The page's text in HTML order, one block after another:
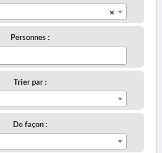
×
Personnes :
Trier par :
De façon :